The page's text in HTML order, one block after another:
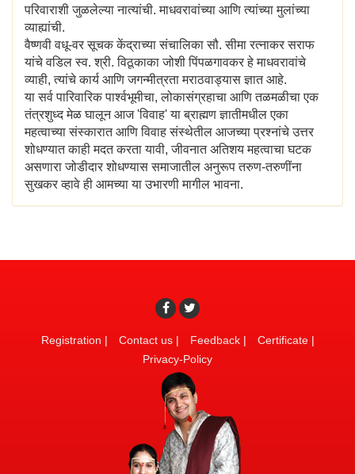
परिवाराशी जुळलेल्या नात्यांची. माधवरावांच्या आणि त्यांच्या मुलांच्या
व्याह्यांची.
वैष्णवी वधू-वर सूचक केंद्राच्या संचालिका सौ. सीमा रत्नाकर सराफ
यांचे वडिल स्व. श्री. विठूकाका जोशी पिंपळगावकर हे माधवरावांचे
व्याही, त्यांचे कार्य आणि जगन्मीत्रता मराठवाड्यास ज्ञात आहे.
या सर्व पारिवारिक पार्श्वभूमीचा, लोकासंग्रहाचा आणि तळमळीचा एक
तंत्रशुध्द मेळ घालून आज 'विवाह' या ब्राह्मण ज्ञातीमधील एका
महत्वाच्या संस्कारात आणि विवाह संस्थेतील आजच्या प्रश्नांचे उत्तर
शोधण्यात काही मदत करता यावी, जीवनात अतिशय महत्वाचा घटक
असणारा जोडीदार शोधण्यास समाजातील अनुरूप तरुण-तरुणींना
सुखकर व्हावे ही आमच्या या उभारणी मागील भावना.
Registration Contact us| Feedback| Certificate|
Privacy-Policy